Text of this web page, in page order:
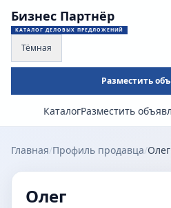
Бизнес Партнёр
КАТАЛОГ ДЕЛОВЫХ ПРЕДЛОЖЕНИЙ
Тёмная
Разместить
КаталогРазместить
Главная/Профиль продавца/Олег
Олег